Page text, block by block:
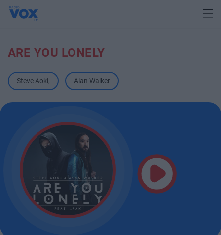
ARE YOU LONELY
Steve Aoki, Alan Walker